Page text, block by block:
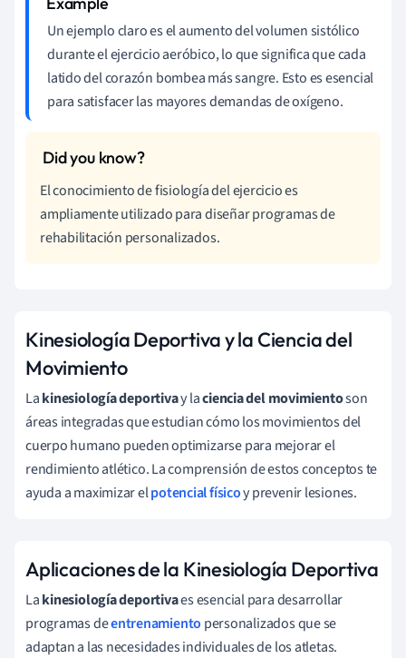
Un ejemplo claro es el aumento del volumen sistólico
durante el ejercicio aeróbico, lo que significa que cada
latido del corazón bombea más sangre. Esto es esencial
para satisfacer las mayores demandas de oxígeno.
El conocimiento de fisiología del ejercicio es
ampliamente utilizado para diseñar programas de
rehabilitación personalizados.
Kinesiología Deportiva y la Ciencia del
Movimiento
Lakinesiología deportivay laciencia del movimientoson
áreas integradas que estudian cómo los movimientos del
cuerpo humano pueden optimizarse para mejorar el
rendimiento atlético. La comprensión de estos conceptos te
ayuda a maximizar elpotencial físicoy prevenir lesiones.
Aplicaciones de la Kinesiología Deportiva
Lakinesiología deportivaes esencial para desarrollar
programas deentrenamiento personalizados que se
adaptan a las necesidades individuales de los atletas.